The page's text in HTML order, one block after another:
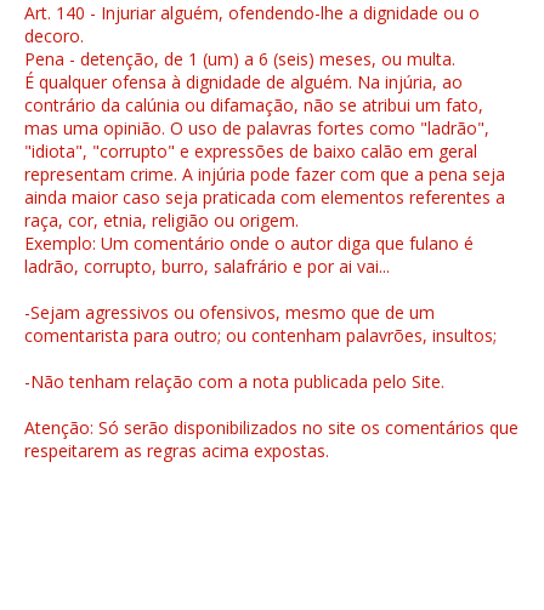
Art. 140 - Injuriar alguém, ofendendo-lhe a dignidade ou o
decoro.
Pena - detenção, de 1 (um) a 6 (seis) meses, ou multa.
É qualquer ofensa à dignidade de alguém. Na injúria, ao
contrário da calúnia ou difamação, não se atribui um fato,
mas uma opinião. O uso de palavras fortes como "ladrão",
"idiota", "corrupto" e expressões de baixo calão em geral
representam crime. A injúria pode fazer com que a pena seja
ainda maior caso seja praticada com elementos referentes a
raça, cor, etnia, religião ou origem.
Exemplo: Um comentário onde o autor diga que fulano é
ladrão, corrupto, burro, salafrário e por ai vai...
-Sejam agressivos ou ofensivos, mesmo que de um
comentarista para outro; ou contenham palavrões, insultos;
-Não tenham relação com a nota publicada pelo Site.
Atenção: Só serão disponibilizados no site os comentários que
respeitarem as regras acima expostas.